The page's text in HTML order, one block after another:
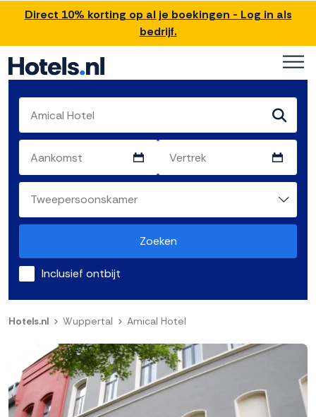
Direct 10% korting op al je boekingen - Log in als
bedrijf.
Zoeken
Inclusief ontbijt
Hotels.nl Wuppertal Amical Hotel